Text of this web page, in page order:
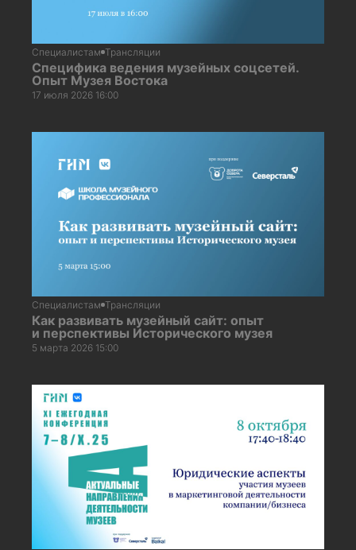
Специалистам Трансляции
Специфика ведения музейных соцсетей.
Опыт Музея Востока
17 июля 2026 16:00
Специалистам Трансляции
Как развивать музейный сайт: опыт
и перспективы Исторического музея
5 марта 2026 15:00